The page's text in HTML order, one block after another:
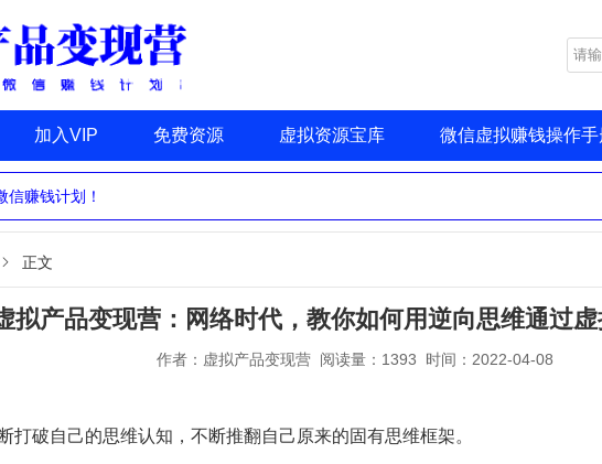
加入VIP 免费资源 虚拟资源宝库 微信虚拟赚钱操作手
信赚钱计划！
 正文
拟产品变现营：网络时代，教你如何用逆向思维通过
作者：虚拟产品变现营 阅读量：1393 时间：2022-04-08
打破自己的思维认知，不断推翻自己原来的固有思维框架。